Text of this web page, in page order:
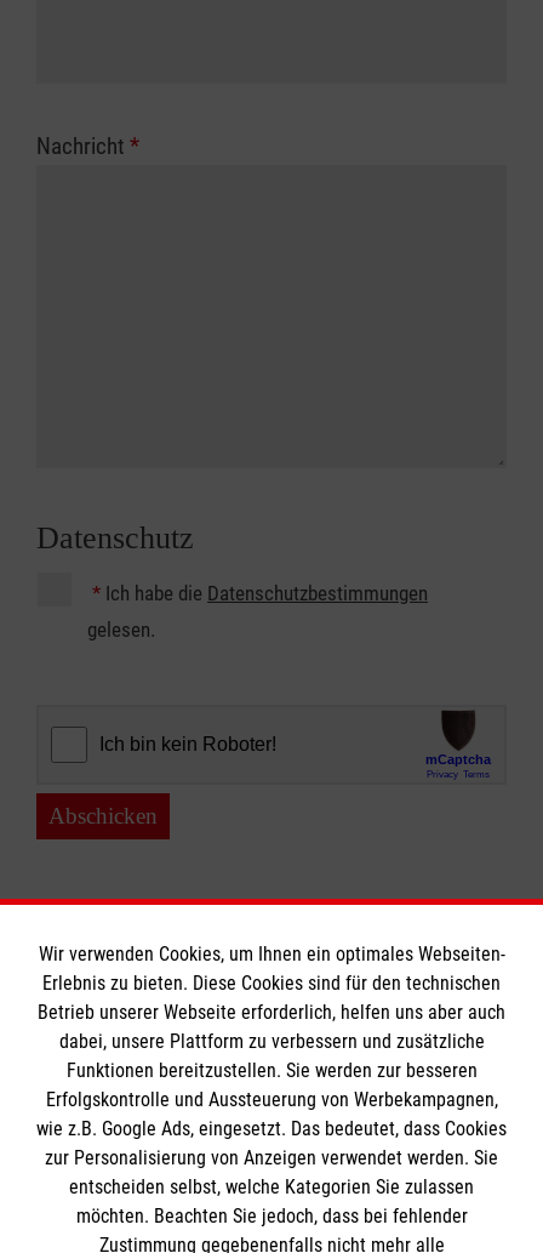
Nachricht *
Datenschutz
* Ich habe die Datenschutzbestimmungen
gelesen.
Abschicken
Informationen
Impressum
Datenschutz
Kontakt
Barrierefreiheit
Die Malteser
Malteser in Deutschland
Wir verwenden Cookies, um Ihnen ein optimales Webseiten-
Erlebnis zu bieten. Diese Cookies sind für den technischen
Betrieb unserer Webseite erforderlich, helfen uns aber auch
dabei, unsere Plattform zu verbessern und zusätzliche
Funktionen bereitzustellen. Sie werden zur besseren
Erfolgskontrolle und Aussteuerung von Werbekampagnen,
wie z.B. Google Ads, eingesetzt. Das bedeutet, dass Cookies
zur Personalisierung von Anzeigen verwendet werden. Sie
entscheiden selbst, welche Kategorien Sie zulassen
möchten. Beachten Sie jedoch, dass bei fehlender
Zustimmung gegebenenfalls nicht mehr alle